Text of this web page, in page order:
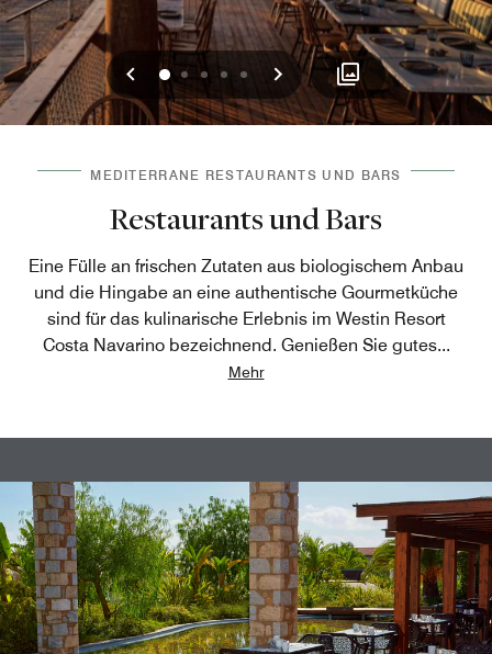
Vorherige
0 1 2 3 4 Weiter
MEDITERRANE RESTAURANTS UND BARS
Restaurants und Bars
Eine Fülle an frischen Zutaten aus biologischem Anbau
und die Hingabe an eine authentische Gourmetküche
sind für das kulinarische Erlebnis im Westin Resort
Costa Navarino bezeichnend. Genießen Sie gutes...
Mehr